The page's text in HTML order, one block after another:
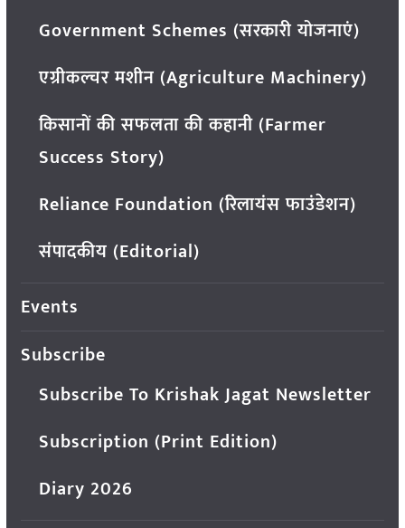
Government Schemes (सरकारी योजनाएं)
एग्रीकल्चर मशीन (Agriculture Machinery)
किसानों की सफलता की कहानी (Farmer
Success Story)
Reliance Foundation (रिलायंस फाउंडेशन)
संपादकीय (Editorial)
Events
Subscribe
Subscribe To Krishak Jagat Newsletter
Subscription (Print Edition)
Diary 2026